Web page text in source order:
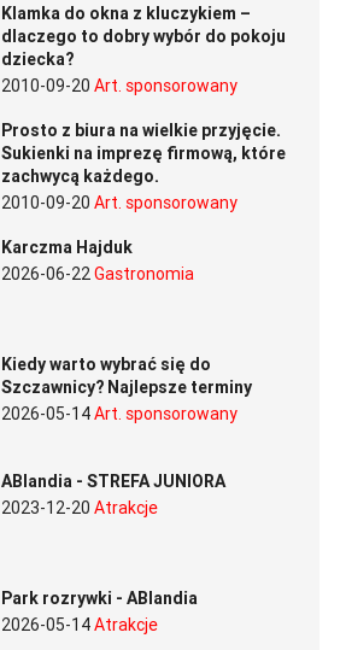
Klamka do okna z kluczykiem –
dlaczego to dobry wybór do pokoju
dziecka?
2010-09-20 Art. sponsorowany
Prosto z biura na wielkie przyjęcie.
Sukienki na imprezę firmową, które
zachwycą każdego.
2010-09-20 Art. sponsorowany
Karczma Hajduk
2026-06-22Gastronomia
Kiedy warto wybrać się do
Szczawnicy? Najlepsze terminy
2026-05-14Art. sponsorowany
ABlandia - STREFA JUNIORA
2023-12-20 Atrakcje
Park rozrywki - ABlandia
2026-05-14Atrakcje